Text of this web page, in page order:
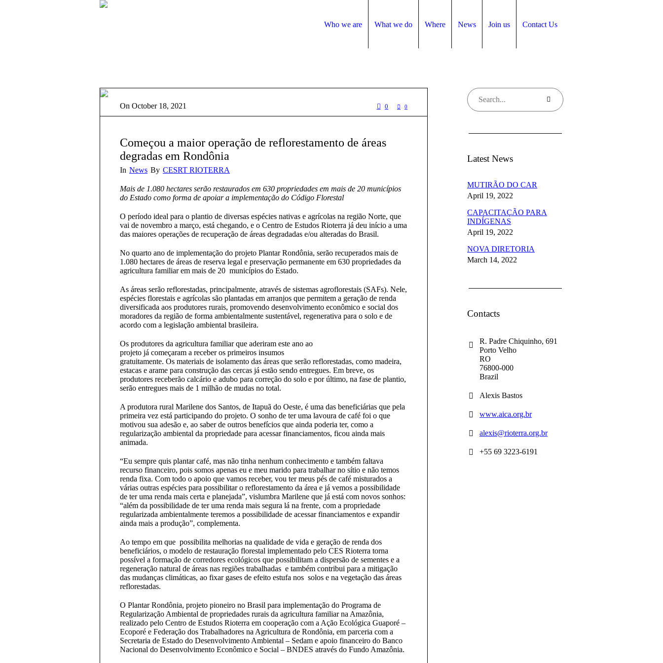
Who we are What we do Where News Join us Contact Us
On October 18, 2021 0 0
Começou a maior operação de reflorestamento de áreas
degradas em Rondônia
In News By CESRT RIOTERRA
Mais de 1.080 hectares serão restaurados em 630 propriedades em mais de 20 municípios
do Estado como forma de apoiar a implementação do Código Florestal
O período ideal para o plantio de diversas espécies nativas e agrícolas na região Norte, que
vai de novembro a março, está chegando, e o Centro de Estudos Rioterra já deu início a uma
das maiores operações de recuperação de áreas degradadas e/ou alteradas do Brasil.
No quarto ano de implementação do projeto Plantar Rondônia, serão recuperados mais de
1.080 hectares de áreas de reserva legal e preservação permanente em 630 propriedades da
agricultura familiar em mais de 20 municípios do Estado.
As áreas serão reflorestadas, principalmente, através de sistemas agroflorestais (SAFs). Nele,
espécies florestais e agrícolas são plantadas em arranjos que permitem a geração de renda
diversificada aos produtores rurais, promovendo desenvolvimento econômico e social dos
moradores da região de forma ambientalmente sustentável, regenerativa para o solo e de
acordo com a legislação ambiental brasileira.
Os produtores da agricultura familiar que aderiram este ano ao
projeto já começaram a receber os primeiros insumos
gratuitamente. Os materiais de isolamento das áreas que serão reflorestadas, como madeira,
estacas e arame para construção das cercas já estão sendo entregues. Em breve, os
produtores receberão calcário e adubo para correção do solo e por último, na fase de plantio,
serão entregues mais de 1 milhão de mudas no total.
A produtora rural Marilene dos Santos, de Itapuã do Oeste, é uma das beneficiárias que pela
primeira vez está participando do projeto. O sonho de ter uma lavoura de café foi o que
motivou sua adesão e, ao saber de outros benefícios que ainda poderia ter, como a
regularização ambiental da propriedade para acessar financiamentos, ficou ainda mais
animada.
“Eu sempre quis plantar café, mas não tinha nenhum conhecimento e também faltava
recurso financeiro, pois somos apenas eu e meu marido para trabalhar no sítio e não temos
renda fixa. Com todo o apoio que vamos receber, vou ter meus pés de café misturados a
várias outras espécies para possibilitar o reflorestamento da área e já vemos a possibilidade
de ter uma renda mais certa e planejada”, vislumbra Marilene que já está com novos sonhos:
“além da possibilidade de ter uma renda mais segura lá na frente, com a propriedade
regularizada ambientalmente teremos a possibilidade de acessar financiamentos e expandir
ainda mais a produção”, complementa.
Ao tempo em que possibilita melhorias na qualidade de vida e geração de renda dos
beneficiários, o modelo de restauração florestal implementado pelo CES Rioterra torna
possível a formação de corredores ecológicos que possibilitam a dispersão de sementes e a
regeneração natural de áreas nas regiões trabalhadas e também contribui para a mitigação
das mudanças climáticas, ao fixar gases de efeito estufa nos solos e na vegetação das áreas
reflorestadas.
O Plantar Rondônia, projeto pioneiro no Brasil para implementação do Programa de
Regularização Ambiental de propriedades rurais da agricultura familiar na Amazônia,
realizado pelo Centro de Estudos Rioterra em cooperação com a Ação Ecológica Guaporé –
Ecoporé e Federação dos Trabalhadores na Agricultura de Rondônia, em parceria com a
Secretaria de Estado do Desenvolvimento Ambiental – Sedam e apoio financeiro do Banco
Nacional do Desenvolvimento Econômico e Social – BNDES através do Fundo Amazônia.
Latest News
MUTIRÃO DO CAR
April 19, 2022
CAPACITAÇÃO PARA
INDÍGENAS
April 19, 2022
NOVA DIRETORIA
March 14, 2022
Contacts
R. Padre Chiquinho, 691
Porto Velho
RO
76800-000
Brazil
Alexis Bastos
www.aica.org.br
alexis@rioterra.org.br
+55 69 3223-6191